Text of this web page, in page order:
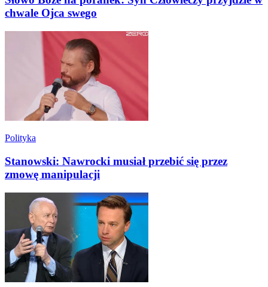
chwale Ojca swego
Polityka
Stanowski: Nawrocki musiał przebić się przez
zmowę manipulacji